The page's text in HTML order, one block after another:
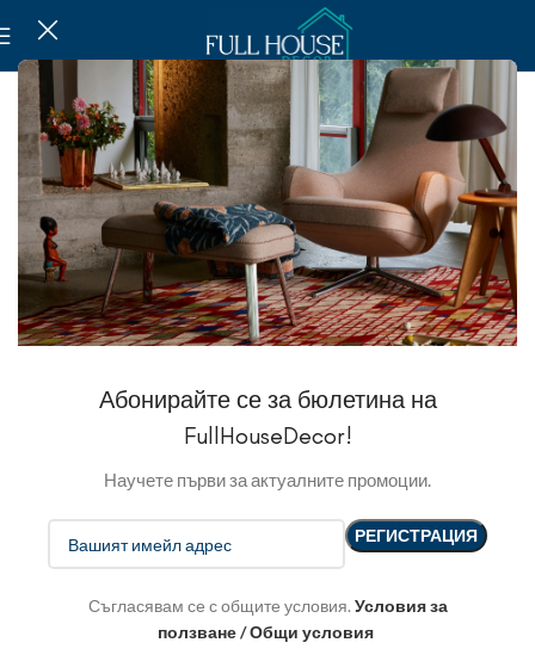
Абонирайте се за бюлетина на
FullHouseDecor!
Научете първи за актуалните промоции.
Съгласявам се с общите условия. Условия за
ползване / Общи условия
-20%